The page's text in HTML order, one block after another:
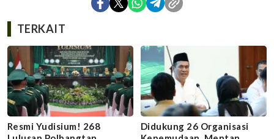
TERKAIT
Resmi Yudisium! 268
Didukung 26 Organisasi